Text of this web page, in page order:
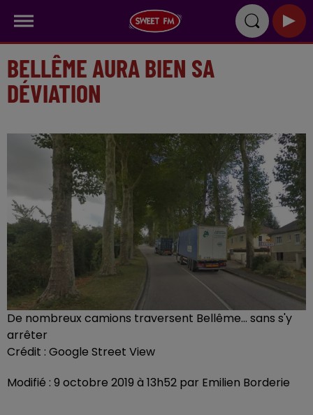
BELLÊME AURA BIEN SA
DÉVIATION
De nombreux camions traversent Bellême... sans s'y
arrêter
Crédit : Google Street View
Modifié : 9 octobre 2019 à 13h52 par Emilien Borderie